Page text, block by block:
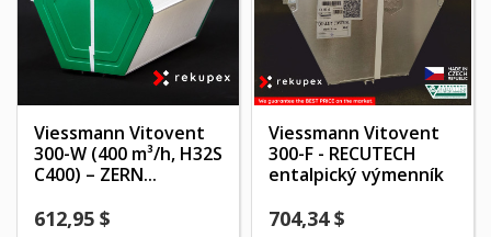
Viessmann Vitovent
300-W (400 m³/h, H32S
C400) – ZERN...
612,95 $
Viessmann Vitovent
300-F - RECUTECH
entalpický výmenník
704,34 $